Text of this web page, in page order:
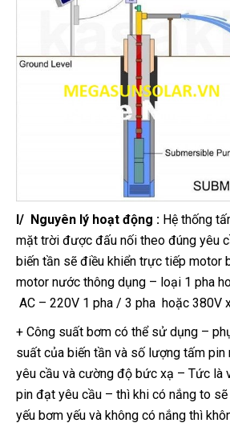
I/ Nguyên lý hoạt động : Hệ thống
mặt trời được đấu nối theo đúng yêu
biến tần sẽ điều khiển trực tiếp motor
motor nước thông dụng – loại 1 pha
AC – 220V 1 pha / 3 pha hoặc 380V
+ Công suất bơm có thể sử dụng –
suất của biến tần và số lượng tấm
yêu cầu và cường độ bức xạ – Tức là
pin đạt yêu cầu – thì khi có nắng to sẽ
yếu bơm yếu và không có nắng thì